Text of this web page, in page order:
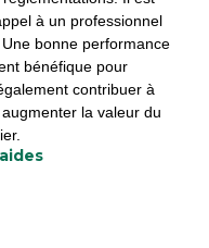
à un professionnel
bonne performance
bénéfique pour
contribuer à
la valeur du